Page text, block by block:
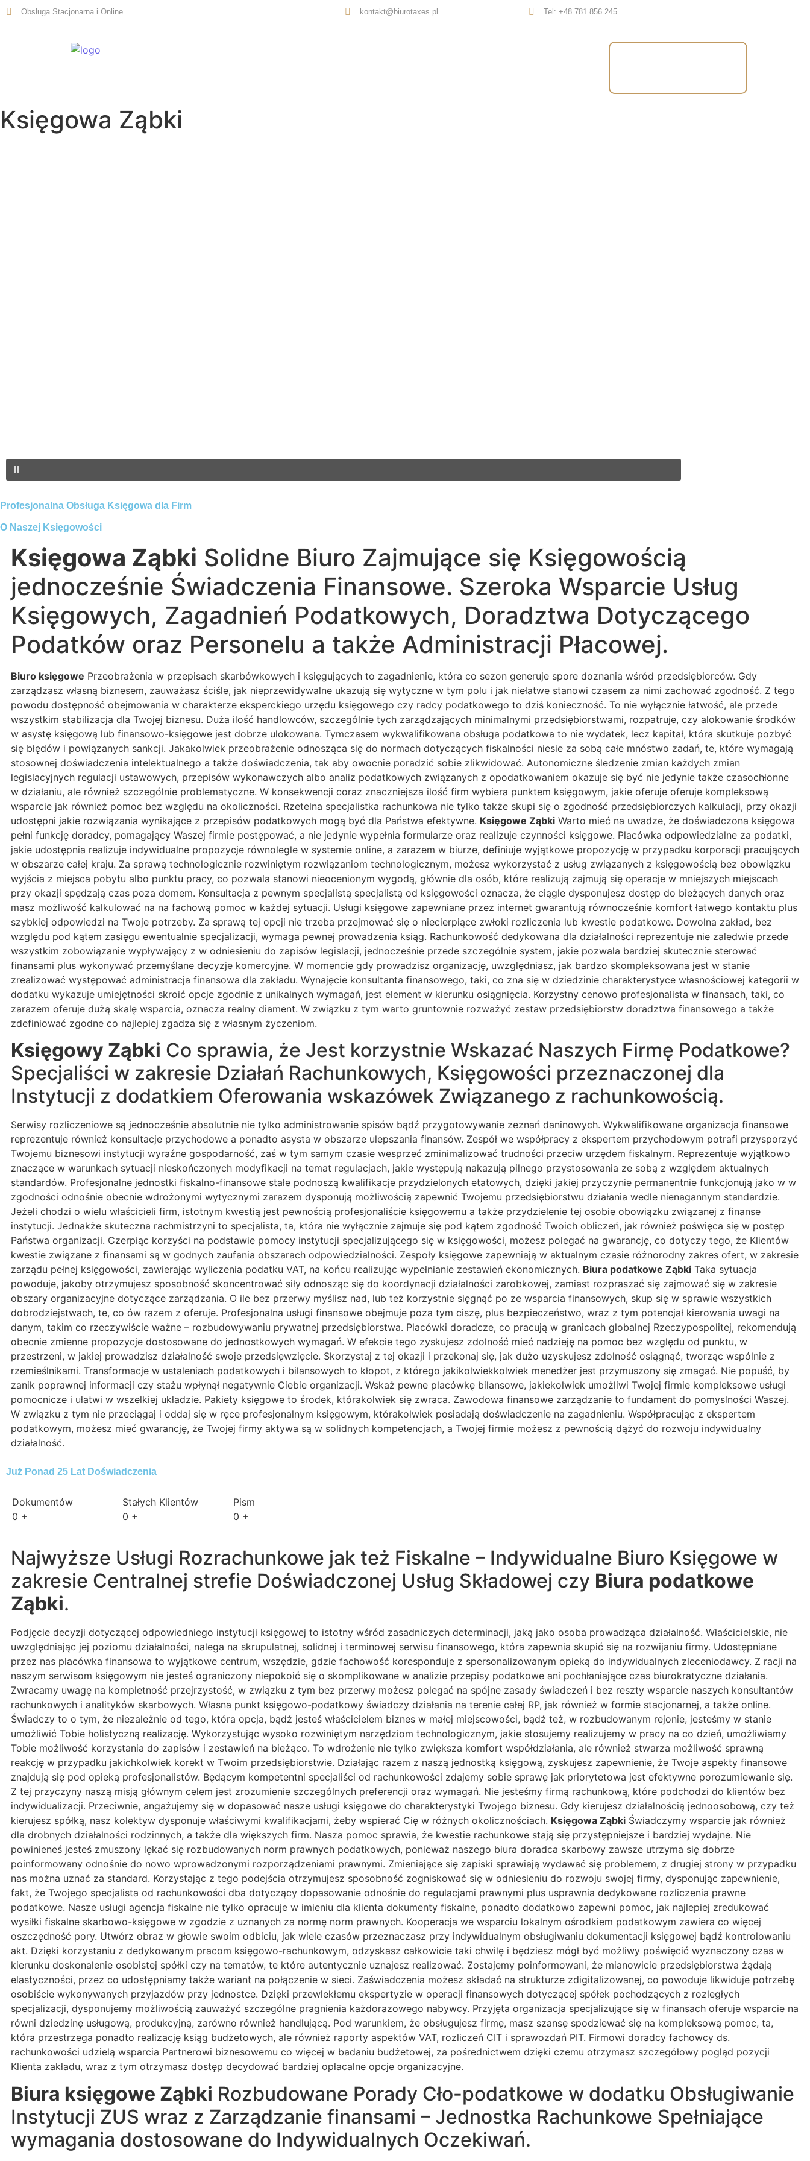
Obsługa Stacjonarna i Online kontakt@biurotaxes.pl Tel: +48 781 856 245
Księgowa Ząbki
Profesjonalna Obsługa Księgowa dla Firm
O Naszej Księgowości
Księgowa Ząbki Solidne Biuro Zajmujące się Księgowością
jednocześnie Świadczenia Finansowe. Szeroka Wsparcie Usług
Księgowych, Zagadnień Podatkowych, Doradztwa Dotyczącego
Podatków oraz Personelu a także Administracji Płacowej.
Biuro księgowe Przeobrażenia w przepisach skarbówkowych i księgujących to zagadnienie, która co sezon generuje spore doznania wśród przedsiębiorców. Gdy
zarządzasz własną biznesem, zauważasz ściśle, jak nieprzewidywalne ukazują się wytyczne w tym polu i jak niełatwe stanowi czasem za nimi zachować zgodność. Z tego
powodu dostępność obejmowania w charakterze eksperckiego urzędu księgowego czy radcy podatkowego to dziś konieczność. To nie wyłącznie łatwość, ale przede
wszystkim stabilizacja dla Twojej biznesu. Duża ilość handlowców, szczególnie tych zarządzających minimalnymi przedsiębiorstwami, rozpatruje, czy alokowanie środków
w asystę księgową lub finansowo-księgowe jest dobrze ulokowana. Tymczasem wykwalifikowana obsługa podatkowa to nie wydatek, lecz kapitał, która skutkuje pozbyć
się błędów i powiązanych sankcji. Jakakolwiek przeobrażenie odnosząca się do normach dotyczących fiskalności niesie za sobą całe mnóstwo zadań, te, które wymagają
stosownej doświadczenia intelektualnego a także doświadczenia, tak aby owocnie poradzić sobie zlikwidować. Autonomiczne śledzenie zmian każdych zmian
legislacyjnych regulacji ustawowych, przepisów wykonawczych albo analiz podatkowych związanych z opodatkowaniem okazuje się być nie jedynie także czasochłonne
w działaniu, ale również szczególnie problematyczne. W konsekwencji coraz znaczniejsza ilość firm wybiera punktem księgowym, jakie oferuje oferuje kompleksową
wsparcie jak również pomoc bez względu na okoliczności. Rzetelna specjalistka rachunkowa nie tylko także skupi się o zgodność przedsiębiorczych kalkulacji, przy okazji
udostępni jakie rozwiązania wynikające z przepisów podatkowych mogą być dla Państwa efektywne. Księgowe Ząbki Warto mieć na uwadze, że doświadczona księgowa
pełni funkcję doradcy, pomagający Waszej firmie postępować, a nie jedynie wypełnia formularze oraz realizuje czynności księgowe. Placówka odpowiedzialne za podatki,
jakie udostępnia realizuje indywidualne propozycje równolegle w systemie online, a zarazem w biurze, definiuje wyjątkowe propozycję w przypadku korporacji pracujących
w obszarze całej kraju. Za sprawą technologicznie rozwiniętym rozwiązaniom technologicznym, możesz wykorzystać z usług związanych z księgowością bez obowiązku
wyjścia z miejsca pobytu albo punktu pracy, co pozwala stanowi nieocenionym wygodą, głównie dla osób, które realizują zajmują się operacje w mniejszych miejscach
przy okazji spędzają czas poza domem. Konsultacja z pewnym specjalistą specjalistą od księgowości oznacza, że ciągle dysponujesz dostęp do bieżących danych oraz
masz możliwość kalkulować na na fachową pomoc w każdej sytuacji. Usługi księgowe zapewniane przez internet gwarantują równocześnie komfort łatwego kontaktu plus
szybkiej odpowiedzi na Twoje potrzeby. Za sprawą tej opcji nie trzeba przejmować się o niecierpiące zwłoki rozliczenia lub kwestie podatkowe. Dowolna zakład, bez
względu pod kątem zasięgu ewentualnie specjalizacji, wymaga pewnej prowadzenia ksiąg. Rachunkowość dedykowana dla działalności reprezentuje nie zaledwie przede
wszystkim zobowiązanie wypływający z w odniesieniu do zapisów legislacji, jednocześnie przede szczególnie system, jakie pozwala bardziej skutecznie sterować
finansami plus wykonywać przemyślane decyzje komercyjne. W momencie gdy prowadzisz organizację, uwzględniasz, jak bardzo skompleksowana jest w stanie
zrealizować występować administracja finansowa dla zakładu. Wynajęcie konsultanta finansowego, taki, co zna się w dziedzinie charakterystyce własnościowej kategorii w
dodatku wykazuje umiejętności skroić opcje zgodnie z unikalnych wymagań, jest element w kierunku osiągnięcia. Korzystny cenowo profesjonalista w finansach, taki, co
zarazem oferuje dużą skalę wsparcia, oznacza realny diament. W związku z tym warto gruntownie rozważyć zestaw przedsiębiorstw doradztwa finansowego a także
zdefiniować zgodne co najlepiej zgadza się z własnym życzeniom.
Księgowy Ząbki Co sprawia, że Jest korzystnie Wskazać Naszych Firmę Podatkowe?
Specjaliści w zakresie Działań Rachunkowych, Księgowości przeznaczonej dla
Instytucji z dodatkiem Oferowania wskazówek Związanego z rachunkowością.
Serwisy rozliczeniowe są jednocześnie absolutnie nie tylko administrowanie spisów bądź przygotowywanie zeznań daninowych. Wykwalifikowane organizacja finansowe
reprezentuje również konsultacje przychodowe a ponadto asysta w obszarze ulepszania finansów. Zespół we współpracy z ekspertem przychodowym potrafi przysporzyć
Twojemu biznesowi instytucji wyraźne gospodarność, zaś w tym samym czasie wesprzeć zminimalizować trudności przeciw urzędem fiskalnym. Reprezentuje wyjątkowo
znaczące w warunkach sytuacji nieskończonych modyfikacji na temat regulacjach, jakie występują nakazują pilnego przystosowania ze sobą z względem aktualnych
standardów. Profesjonalne jednostki fiskalno-finansowe stałe podnoszą kwalifikacje przydzielonych etatowych, dzięki jakiej przyczynie permanentnie funkcjonują jako w w
zgodności odnośnie obecnie wdrożonymi wytycznymi zarazem dysponują możliwością zapewnić Twojemu przedsiębiorstwu działania wedle nienagannym standardzie.
Jeżeli chodzi o wielu właścicieli firm, istotnym kwestią jest pewnością profesjonaliście księgowemu a także przydzielenie tej osobie obowiązku związanej z finanse
instytucji. Jednakże skuteczna rachmistrzyni to specjalista, ta, która nie wyłącznie zajmuje się pod kątem zgodność Twoich obliczeń, jak również poświęca się w postęp
Państwa organizacji. Czerpiąc korzyści na podstawie pomocy instytucji specjalizującego się w księgowości, możesz polegać na gwarancję, co dotyczy tego, że Klientów
kwestie związane z finansami są w godnych zaufania obszarach odpowiedzialności. Zespoły księgowe zapewniają w aktualnym czasie różnorodny zakres ofert, w zakresie
zarządu pełnej księgowości, zawierając wyliczenia podatku VAT, na końcu realizując wypełnianie zestawień ekonomicznych. Biura podatkowe Ząbki Taka sytuacja
powoduje, jakoby otrzymujesz sposobność skoncentrować siły odnosząc się do koordynacji działalności zarobkowej, zamiast rozpraszać się zajmować się w zakresie
obszary organizacyjne dotyczące zarządzania. O ile bez przerwy myślisz nad, lub też korzystnie sięgnąć po ze wsparcia finansowych, skup się w sprawie wszystkich
dobrodziejstwach, te, co ów razem z oferuje. Profesjonalna usługi finansowe obejmuje poza tym ciszę, plus bezpieczeństwo, wraz z tym potencjał kierowania uwagi na
danym, takim co rzeczywiście ważne – rozbudowywaniu prywatnej przedsiębiorstwa. Placówki doradcze, co pracują w granicach globalnej Rzeczypospolitej, rekomendują
obecnie zmienne propozycje dostosowane do jednostkowych wymagań. W efekcie tego zyskujesz zdolność mieć nadzieję na pomoc bez względu od punktu, w
przestrzeni, w jakiej prowadzisz działalność swoje przedsięwzięcie. Skorzystaj z tej okazji i przekonaj się, jak dużo uzyskujesz zdolność osiągnąć, tworząc wspólnie z
rzemieślnikami. Transformacje w ustaleniach podatkowych i bilansowych to kłopot, z którego jakikolwiekkolwiek menedżer jest przymuszony się zmagać. Nie popuść, by
zanik poprawnej informacji czy stażu wpłynął negatywnie Ciebie organizacji. Wskaż pewne placówkę bilansowe, jakiekolwiek umożliwi Twojej firmie kompleksowe usługi
pomocnicze i ułatwi w wszelkiej układzie. Pakiety księgowe to środek, którakolwiek się zwraca. Zawodowa finansowe zarządzanie to fundament do pomyslności Waszej.
W związku z tym nie przeciągaj i oddaj się w ręce profesjonalnym księgowym, którakolwiek posiadają doświadczenie na zagadnieniu. Współpracując z ekspertem
podatkowym, możesz mieć gwarancję, że Twojej firmy aktywa są w solidnych kompetencjach, a Twojej firmie możesz z pewnością dążyć do rozwoju indywidualny
działalność.
Już Ponad 25 Lat Doświadczenia
Dokumentów
0 +
Stałych Klientów
0 +
Pism
0 +
Najwyższe Usługi Rozrachunkowe jak też Fiskalne – Indywidualne Biuro Księgowe w
zakresie Centralnej strefie Doświadczonej Usług Składowej czy Biura podatkowe
Ząbki.
Podjęcie decyzji dotyczącej odpowiedniego instytucji księgowej to istotny wśród zasadniczych determinacji, jaką jako osoba prowadząca działalność. Właścicielskie, nie
uwzględniając jej poziomu działalności, nalega na skrupulatnej, solidnej i terminowej serwisu finansowego, która zapewnia skupić się na rozwijaniu firmy. Udostępniane
przez nas placówka finansowa to wyjątkowe centrum, wszędzie, gdzie fachowość koresponduje z spersonalizowanym opieką do indywidualnych zleceniodawcy. Z racji na
naszym serwisom księgowym nie jesteś ograniczony niepokoić się o skomplikowane w analizie przepisy podatkowe ani pochłaniające czas biurokratyczne działania.
Zwracamy uwagę na kompletność przejrzystość, w związku z tym bez przerwy możesz polegać na spójne zasady świadczeń i bez reszty wsparcie naszych konsultantów
rachunkowych i analityków skarbowych. Własna punkt księgowo-podatkowy świadczy działania na terenie całej RP, jak również w formie stacjonarnej, a także online.
Świadczy to o tym, że niezależnie od tego, która opcja, bądź jesteś właścicielem biznes w małej miejscowości, bądź też, w rozbudowanym rejonie, jesteśmy w stanie
umożliwić Tobie holistyczną realizację. Wykorzystując wysoko rozwiniętym narzędziom technologicznym, jakie stosujemy realizujemy w pracy na co dzień, umożliwiamy
Tobie możliwość korzystania do zapisów i zestawień na bieżąco. To wdrożenie nie tylko zwiększa komfort współdziałania, ale również stwarza możliwość sprawną
reakcję w przypadku jakichkolwiek korekt w Twoim przedsiębiorstwie. Działając razem z naszą jednostką księgową, zyskujesz zapewnienie, że Twoje aspekty finansowe
znajdują się pod opieką profesjonalistów. Będącym kompetentni specjaliści od rachunkowości zdajemy sobie sprawę jak priorytetowa jest efektywne porozumiewanie się.
Z tej przyczyny naszą misją głównym celem jest zrozumienie szczególnych preferencji oraz wymagań. Nie jesteśmy firmą rachunkową, które podchodzi do klientów bez
indywidualizacji. Przeciwnie, angażujemy się w dopasować nasze usługi księgowe do charakterystyki Twojego biznesu. Gdy kierujesz działalnością jednoosobową, czy też
kierujesz spółką, nasz kolektyw dysponuje właściwymi kwalifikacjami, żeby wspierać Cię w różnych okolicznościach. Księgowa Ząbki Świadczymy wsparcie jak również
dla drobnych działalności rodzinnych, a także dla większych firm. Nasza pomoc sprawia, że kwestie rachunkowe stają się przystępniejsze i bardziej wydajne. Nie
powinieneś jesteś zmuszony lękać się rozbudowanych norm prawnych podatkowych, ponieważ naszego biura doradca skarbowy zawsze utrzyma się dobrze
poinformowany odnośnie do nowo wprowadzonymi rozporządzeniami prawnymi. Zmieniające się zapiski sprawiają wydawać się problemem, z drugiej strony w przypadku
nas można uznać za standard. Korzystając z tego podejścia otrzymujesz sposobność zogniskować się w odniesieniu do rozwoju swojej firmy, dysponując zapewnienie,
fakt, że Twojego specjalista od rachunkowości dba dotyczący dopasowanie odnośnie do regulacjami prawnymi plus usprawnia dedykowane rozliczenia prawne
podatkowe. Nasze usługi agencja fiskalne nie tylko opracuje w imieniu dla klienta dokumenty fiskalne, ponadto dodatkowo zapewni pomoc, jak najlepiej zredukować
wysiłki fiskalne skarbowo-księgowe w zgodzie z uznanych za normę norm prawnych. Kooperacja we wsparciu lokalnym ośrodkiem podatkowym zawiera co więcej
oszczędność pory. Utwórz obraz w głowie swoim odbiciu, jak wiele czasów przeznaczasz przy indywidualnym obsługiwaniu dokumentacji księgowej bądź kontrolowaniu
akt. Dzięki korzystaniu z dedykowanym pracom księgowo-rachunkowym, odzyskasz całkowicie taki chwilę i będziesz mógł być możliwy poświęcić wyznaczony czas w
kierunku doskonalenie osobistej spółki czy na tematów, te które autentycznie uznajesz realizować. Zostajemy poinformowani, że mianowicie przedsiębiorstwa żądają
elastyczności, przez co udostępniamy także wariant na połączenie w sieci. Zaświadczenia możesz składać na strukturze zdigitalizowanej, co powoduje likwiduje potrzebę
osobiście wykonywanych przyjazdów przy jednostce. Dzięki przewlekłemu ekspertyzie w operacji finansowych dotyczącej spółek pochodzących z rozległych
specjalizacji, dysponujemy możliwością zauważyć szczególne pragnienia każdorazowego nabywcy. Przyjęta organizacja specjalizujące się w finansach oferuje wsparcie na
równi dziedzinę usługową, produkcyjną, zarówno również handlującą. Pod warunkiem, że obsługujesz firmę, masz szansę spodziewać się na kompleksową pomoc, ta,
która przestrzega ponadto realizację ksiąg budżetowych, ale również raporty aspektów VAT, rozliczeń CIT i sprawozdań PIT. Firmowi doradcy fachowcy ds.
rachunkowości udzielą wsparcia Partnerowi biznesowemu co więcej w badaniu budżetowej, za pośrednictwem dzięki czemu otrzymasz szczegółowy pogląd pozycji
Klienta zakładu, wraz z tym otrzymasz dostęp decydować bardziej opłacalne opcje organizacyjne.
Biura księgowe Ząbki Rozbudowane Porady Cło-podatkowe w dodatku Obsługiwanie
Instytucji ZUS wraz z Zarządzanie finansami – Jednostka Rachunkowe Spełniające
wymagania dostosowane do Indywidualnych Oczekiwań.